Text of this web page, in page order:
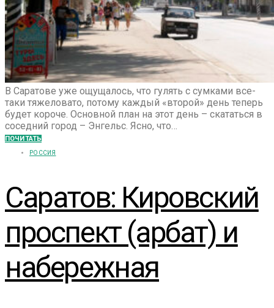
В Саратове уже ощущалось, что гулять с сумками все-
таки тяжеловато, потому каждый «второй» день теперь
будет короче. Основной план на этот день – скататься в
соседний город – Энгельс. Ясно, что…
ПОЧИТАТЬ
РОССИЯ
Саратов: Кировский
проспект (арбат) и
набережная